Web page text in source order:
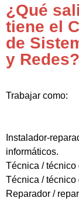
¿Qué
tiene el
de
y Redes?
Trabajar como:
Instalador-
informáticos.
Técnica / técnico
Técnica / técnico
Reparador /